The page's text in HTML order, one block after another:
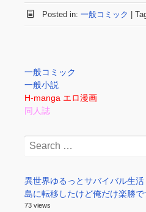
Posted in: 一般コミック |
一般コミック
一般小説
H-manga エロ漫画
同人誌
Search
異世界ゆるっとサバイバル生
島に転移したけど俺だけ楽勝
73 views